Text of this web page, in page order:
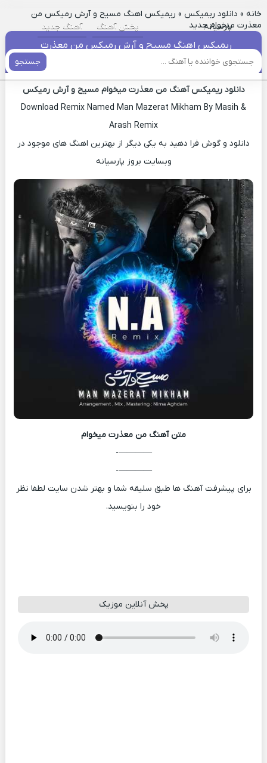
پارسیانه پخش آهنگ آهنگ جدید
جستجو
خانه» دانلود ریمیکس » ریمیکس اهنگ مسیح و آرش رمیکس من
معذرت میخوام جدید
ریمیکس اهنگ مسیح و آرش رمیکس من معذرت
میخوام جدید
دانلود ریمیکس آهنگ من معذرت میخوام مسیح و آرش رمیکس
Download Remix Named Man Mazerat Mikham By Masih &
Arash Remix
دانلود و گوش فرا دهید به یکی دیگر از بهترین اهنگ های موجود در
وبسایت بروز پارسیانه
متن آهنگ من معذرت میخوام
————-
————-
برای پیشرفت آهنگ ها طبق سلیقه شما و بهتر شدن سایت لطفا نظر
خود را بنویسید.
پخش آنلاین موزیک